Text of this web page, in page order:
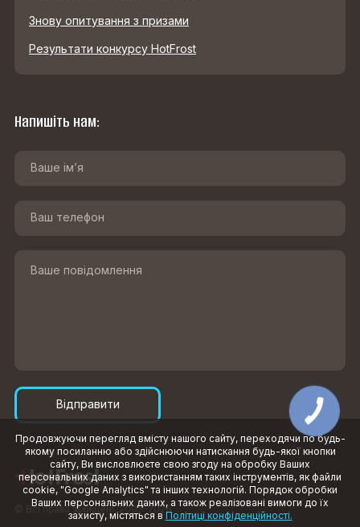
Знову опитування з призами
Результати конкурсу HotFrost
Напишіть нам:
Відправити
© Всі права захищені, 2003–2026
Продовжуючи перегляд вмісту нашого сайту, переходячи по будь-
якому посиланню або здійснюючи натискання будь-якої кнопки
сайту, Ви висловлюєте свою згоду на обробку Ваших
персональних даних з використанням таких інструментів, як файли
cookie, "Google Analytics" та інших технологій. Порядок обробки
Ваших персональних даних, а також реалізовані вимоги до їх
захисту, містяться в Політиці конфіденційності.
КНОПКА
ЗВ'ЯЗКУ